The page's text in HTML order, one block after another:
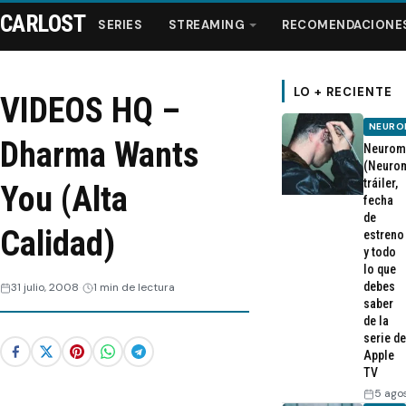
Series
Streaming
Recomendaciones
Videos
Webisodios
CARLOST SERIES STREAMING
VIDEOS HQ –
Dharma Wants
You (Alta
Calidad)
31 julio, 2008 1 min de lectura
LO + RECIENTE
tráiler,
fecha
de
estreno
y todo
lo que
debes
saber
de la
serie de
Apple
TV
5